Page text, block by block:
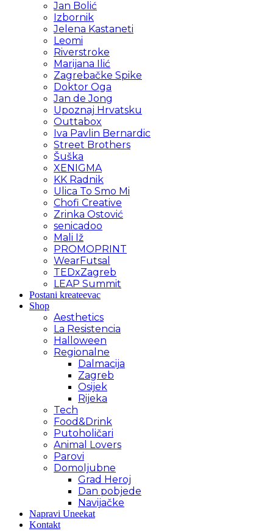
Jan Bolić
Izbornik
Jelena Kastaneti
Leomi
Riverstroke
Marijana Ilić
Zagrebačke Spike
Doktor Oga
Jan de Jong
Upoznaj Hrvatsku
Outtabox
Iva Pavlin Bernardic
Street Brothers
Šuška
XENIGMA
KK Radnik
Ulica To Smo Mi
Chofi Creative
Zrinka Ostović
senicadoo
Mali Iž
PROMOPRINT
WearFutsal
TEDxZagreb
LEAP Summit
Postani kreateevac
Shop
Aesthetics
La Resistencia
Halloween
Regionalne
Dalmacija
Zagreb
Osijek
Rijeka
Tech
Food&Drink
Putoholičari
Animal Lovers
Parovi
Domoljubne
Grad Heroj
Dan pobjede
Navijačke
Napravi Uneekat
Kontakt